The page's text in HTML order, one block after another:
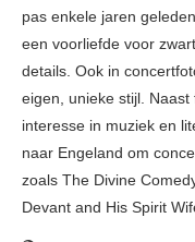
pas enkele jaren
een voorliefde voor
details. Ook in
eigen, unieke stijl.
interesse in muziek en
naar Engeland om
zoals The Divine
Devant and His Spirit